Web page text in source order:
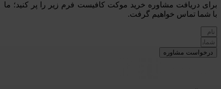
برای دریافت مشاوره خرید موکت کافیست فرم زیر را پر کنید؛ ما
با شما تماس خواهیم گرفت.
درخواست مشاوره